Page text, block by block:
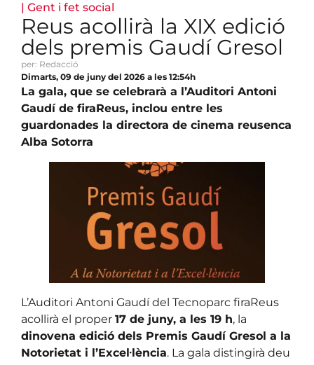
| Gent i fet social
Reus acollirà la XIX edició
dels premis Gaudí Gresol
per: Redacció
Dimarts, 09 de juny del 2026 a les 12:54h
La gala, que se celebrarà a l’Auditori Antoni
Gaudí de firaReus, inclou entre les
guardonades la directora de cinema reusenca
Alba Sotorra
L’Auditori Antoni Gaudí del Tecnoparc firaReus
acollirà el proper 17 de juny, a les 19 h, la
dinovena edició dels Premis Gaudí Gresol a la
Notorietat i l’Excel·lència. La gala distingirà deu